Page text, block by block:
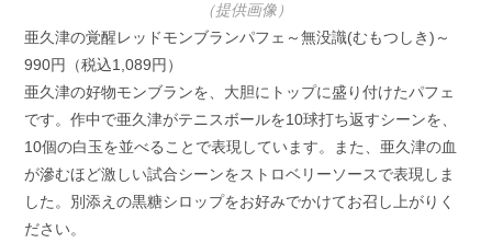
（提供画像）
亜久津の覚醒レッドモンブランパフェ～無没識(むもつしき)～
990円（税込1,089円）
亜久津の好物モンブランを、大胆にトップに盛り付けたパフェ
です。作中で亜久津がテニスボールを10球打ち返すシーンを、
10個の白玉を並べることで表現しています。また、亜久津の血
が滲むほど激しい試合シーンをストロベリーソースで表現しま
した。別添えの黒糖シロップをお好みでかけてお召し上がりく
ださい。